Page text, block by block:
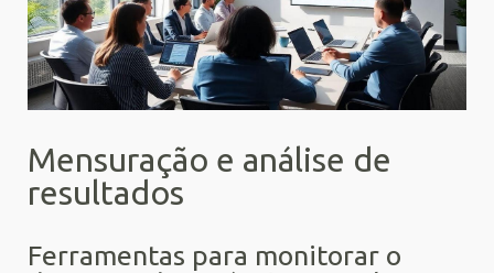
Mensuração e análise de
resultados
Ferramentas para monitorar o